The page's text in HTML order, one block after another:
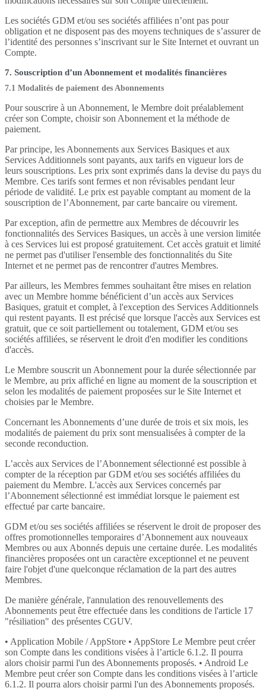
Les sociétés GDM et/ou ses sociétés affiliées n’ont pas pour
obligation et ne disposent pas des moyens techniques de s’assurer de
l’identité des personnes s’inscrivant sur le Site Internet et ouvrant un
Compte.
7. Souscription d’un Abonnement et modalités financières
7.1 Modalités de paiement des Abonnements
Pour souscrire à un Abonnement, le Membre doit préalablement
créer son Compte, choisir son Abonnement et la méthode de
paiement.
Par principe, les Abonnements aux Services Basiques et aux
Services Additionnels sont payants, aux tarifs en vigueur lors de
leurs souscriptions. Les prix sont exprimés dans la devise du pays du
Membre. Ces tarifs sont fermes et non révisables pendant leur
période de validité. Le prix est payable comptant au moment de la
souscription de l’Abonnement, par carte bancaire ou virement.
Par exception, afin de permettre aux Membres de découvrir les
fonctionnalités des Services Basiques, un accès à une version limitée
à ces Services lui est proposé gratuitement. Cet accès gratuit et limité
ne permet pas d'utiliser l'ensemble des fonctionnalités du Site
Internet et ne permet pas de rencontrer d'autres Membres.
Par ailleurs, les Membres femmes souhaitant être mises en relation
avec un Membre homme bénéficient d’un accès aux Services
Basiques, gratuit et complet, à l'exception des Services Additionnels
qui restent payants. Il est précisé que lorsque l'accès aux Services est
gratuit, que ce soit partiellement ou totalement, GDM et/ou ses
sociétés affiliées, se réservent le droit d'en modifier les conditions
d'accès.
Le Membre souscrit un Abonnement pour la durée sélectionnée par
le Membre, au prix affiché en ligne au moment de la souscription et
selon les modalités de paiement proposées sur le Site Internet et
choisies par le Membre.
Concernant les Abonnements d’une durée de trois et six mois, les
modalités de paiement du prix sont mensualisées à compter de la
seconde reconduction.
L’accès aux Services de l’Abonnement sélectionné est possible à
compter de la réception par GDM et/ou ses sociétés affiliées du
paiement du Membre. L'accès aux Services concernés par
l’Abonnement sélectionné est immédiat lorsque le paiement est
effectué par carte bancaire.
GDM et/ou ses sociétés affiliées se réservent le droit de proposer des
offres promotionnelles temporaires d’Abonnement aux nouveaux
Membres ou aux Abonnés depuis une certaine durée. Les modalités
financières proposées ont un caractère exceptionnel et ne peuvent
faire l'objet d'une quelconque réclamation de la part des autres
Membres.
De manière générale, l'annulation des renouvellements des
Abonnements peut être effectuée dans les conditions de l'article 17
"résiliation" des présentes CGUV.
• Application Mobile / AppStore • AppStore Le Membre peut créer
son Compte dans les conditions visées à l’article 6.1.2. Il pourra
alors choisir parmi l'un des Abonnements proposés. • Android Le
Membre peut créer son Compte dans les conditions visées à l’article
6.1.2. Il pourra alors choisir parmi l'un des Abonnements proposés.